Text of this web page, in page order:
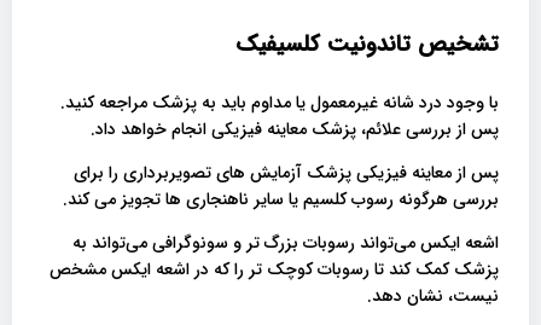
تشخیص تاندونیت کلسیفیک
با وجود درد شانه غیرمعمول یا مداوم باید به پزشک مراجعه کنید.
پس از بررسی علائم، پزشک معاینه فیزیکی انجام خواهد داد.
پس از معاینه فیزیکی پزشک آزمایش های تصویربرداری را برای
بررسی هرگونه رسوب کلسیم یا سایر ناهنجاری ها تجویز می کند.
اشعه ایکس می‌تواند رسوبات بزرگ ‌تر و سونوگرافی می‌تواند به
پزشک کمک کند تا رسوبات کوچک‌ تر را که در اشعه ایکس مشخص
نیست، نشان دهد.